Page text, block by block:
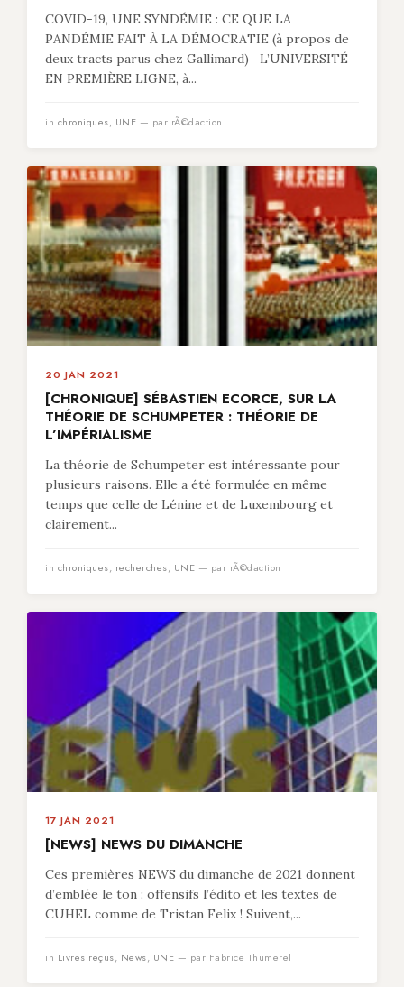
COVID-19, UNE SYNDÉMIE : CE QUE LA
PANDÉMIE FAIT À LA DÉMOCRATIE (à propos de
deux tracts parus chez Gallimard) L’UNIVERSITÉ
EN PREMIÈRE LIGNE, à...
in chroniques, UNE — par rÃ©daction
20 JAN 2021
[CHRONIQUE] SÉBASTIEN ECORCE, SUR LA
THÉORIE DE SCHUMPETER : THÉORIE DE
L’IMPÉRIALISME
La théorie de Schumpeter est intéressante pour
plusieurs raisons. Elle a été formulée en même
temps que celle de Lénine et de Luxembourg et
clairement...
in chroniques, recherches, UNE — par rÃ©daction
17 JAN 2021
[NEWS] NEWS DU DIMANCHE
Ces premières NEWS du dimanche de 2021 donnent
d’emblée le ton : offensifs l’édito et les textes de
CUHEL comme de Tristan Felix ! Suivent,...
in Livres reçus, News, UNE — par Fabrice Thumerel